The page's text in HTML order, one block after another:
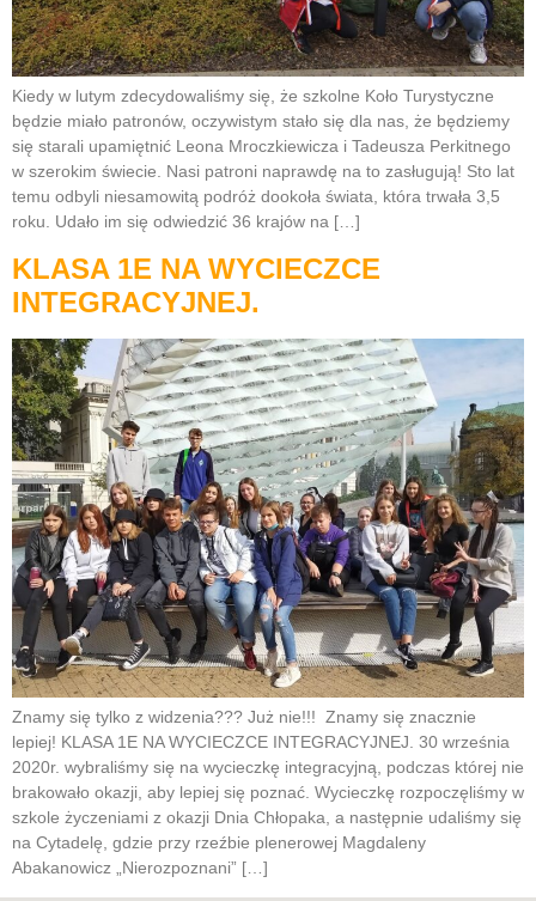
Kiedy w lutym zdecydowaliśmy się, że szkolne Koło Turystyczne
będzie miało patronów, oczywistym stało się dla nas, że będziemy
się starali upamiętnić Leona Mroczkiewicza i Tadeusza Perkitnego
w szerokim świecie. Nasi patroni naprawdę na to zasługują! Sto lat
temu odbyli niesamowitą podróż dookoła świata, która trwała 3,5
roku. Udało im się odwiedzić 36 krajów na […]
KLASA 1E NA WYCIECZCE
INTEGRACYJNEJ.
Znamy się tylko z widzenia??? Już nie!!! Znamy się znacznie
lepiej! KLASA 1E NA WYCIECZCE INTEGRACYJNEJ. 30 września
2020r. wybraliśmy się na wycieczkę integracyjną, podczas której nie
brakowało okazji, aby lepiej się poznać. Wycieczkę rozpoczęliśmy w
szkole życzeniami z okazji Dnia Chłopaka, a następnie udaliśmy się
na Cytadelę, gdzie przy rzeźbie plenerowej Magdaleny
Abakanowicz „Nierozpoznani” […]